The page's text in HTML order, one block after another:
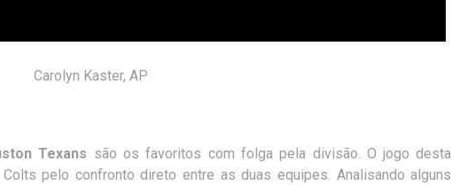
Carolyn Kaster, AP
Texans são os favoritos com folga pela divisão. O jogo desta
pelo confronto direto entre as duas equipes. Analisando alguns